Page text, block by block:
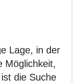
Lage, in der
Möglichkeit,
die Suche